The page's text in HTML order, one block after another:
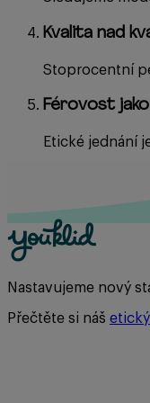
Kvalita nad
Stoprocentní
Férovost
Etické jednání
Nastavujeme nový
Přečtěte si náš